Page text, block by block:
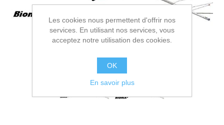
Les cookies nous permettent d'offrir nos
services. En utilisant nos services, vous
acceptez notre utilisation des cookies.
OK
En savoir plus